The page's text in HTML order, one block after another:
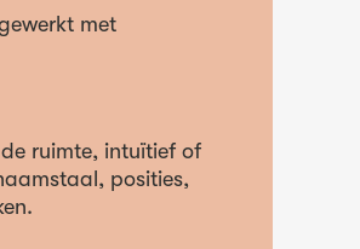
met
ruimte, intuïtief of
posities,